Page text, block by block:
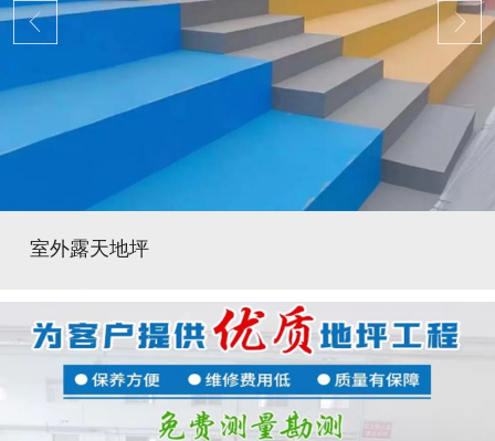
室外露天地坪